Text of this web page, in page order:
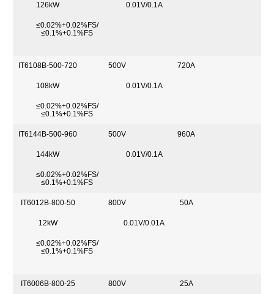
126kW 0.01V/0.1A
≤0.02%+0.02%FS/
≤0.1%+0.1%FS
IT6108B-500-720 500V 720A
108kW 0.01V/0.1A
≤0.02%+0.02%FS/
≤0.1%+0.1%FS
IT6144B-500-960 500V 960A
144kW 0.01V/0.1A
≤0.02%+0.02%FS/
≤0.1%+0.1%FS
IT6012B-800-50 800V 50A
12kW 0.01V/0.01A
≤0.02%+0.02%FS/
≤0.1%+0.1%FS
IT6006B-800-25 800V 25A